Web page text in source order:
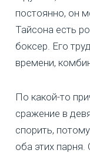
постоянно, он
Тайсона есть
боксер. Его
времени,
По какой-то
сражение в
спорить,
оба этих